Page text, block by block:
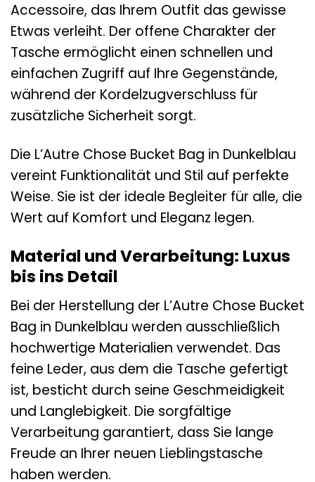
Accessoire, das Ihrem Outfit das gewisse
Etwas verleiht. Der offene Charakter der
Tasche ermöglicht einen schnellen und
einfachen Zugriff auf Ihre Gegenstände,
während der Kordelzugverschluss für
zusätzliche Sicherheit sorgt.
Die L’Autre Chose Bucket Bag in Dunkelblau
vereint Funktionalität und Stil auf perfekte
Weise. Sie ist der ideale Begleiter für alle, die
Wert auf Komfort und Eleganz legen.
Material und Verarbeitung: Luxus
bis ins Detail
Bei der Herstellung der L’Autre Chose Bucket
Bag in Dunkelblau werden ausschließlich
hochwertige Materialien verwendet. Das
feine Leder, aus dem die Tasche gefertigt
ist, besticht durch seine Geschmeidigkeit
und Langlebigkeit. Die sorgfältige
Verarbeitung garantiert, dass Sie lange
Freude an Ihrer neuen Lieblingstasche
haben werden.